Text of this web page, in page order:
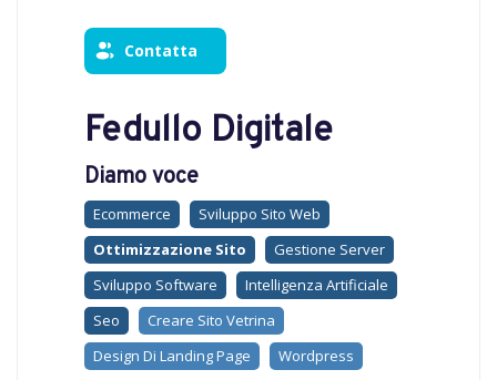
Contatta
Fedullo Digitale
Diamo voce
Ecommerce
Sviluppo Sito Web
Ottimizzazione Sito
Gestione Server
Sviluppo Software
Intelligenza Artificiale
Seo
Creare Sito Vetrina
Design Di Landing Page
Wordpress